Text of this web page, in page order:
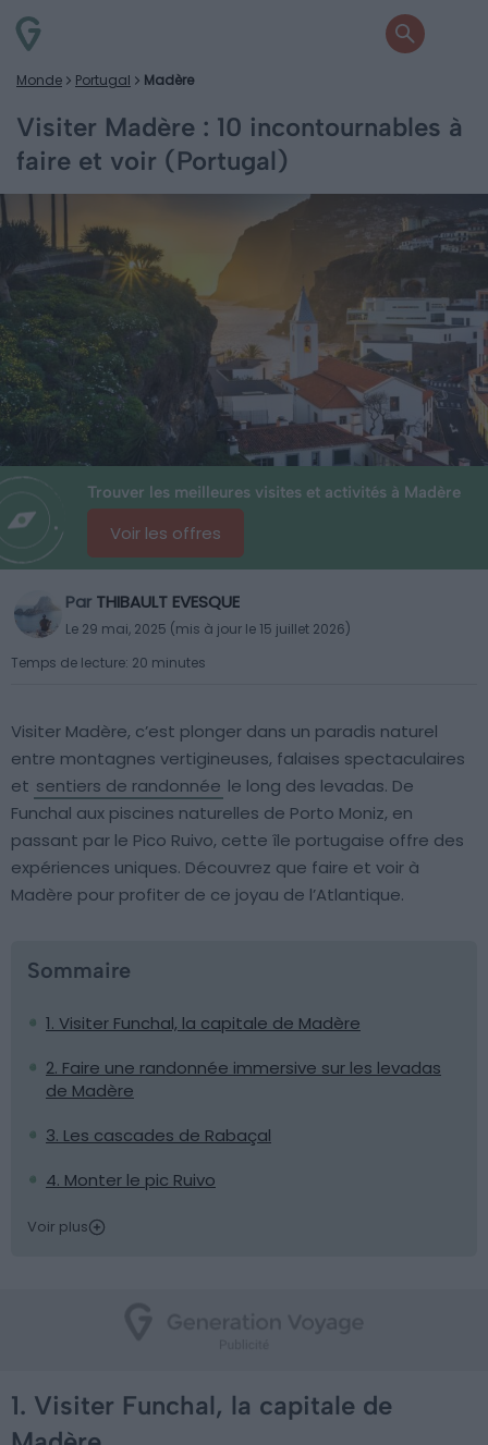
Monde Portugal Madère
Visiter Madère : 10 incontournables à
faire et voir (Portugal)
Trouver les meilleures visites et activités à Madère
Voir les offres
Par THIBAULT EVESQUE
Le 29 mai, 2025 (mis à jour le 15 juillet 2026)
Temps de lecture: 20 minutes
Visiter Madère, c’est plonger dans un paradis naturel
entre montagnes vertigineuses, falaises spectaculaires
et sentiers de randonnée le long des levadas. De
Funchal aux piscines naturelles de Porto Moniz, en
passant par le Pico Ruivo, cette île portugaise offre des
expériences uniques. Découvrez que faire et voir à
Madère pour profiter de ce joyau de l’Atlantique.
Sommaire
1. Visiter Funchal, la capitale de Madère
2. Faire une randonnée immersive sur les levadas
de Madère
3. Les cascades de Rabaçal
4. Monter le pic Ruivo
Voir plus
1. Visiter Funchal, la capitale de